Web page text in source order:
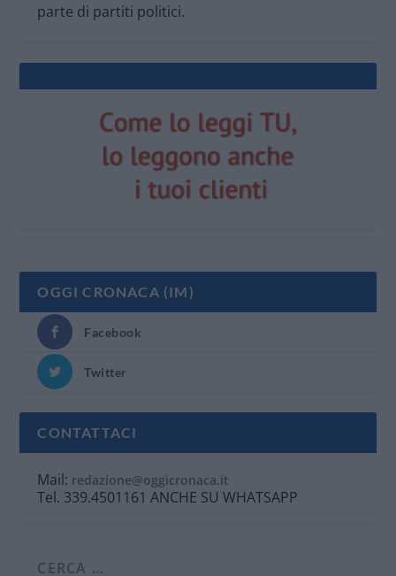
parte di partiti politici.
OGGI CRONACA (IM)
Facebook
Twitter
CONTATTACI
Mail: redazione@oggicronaca.it
Tel. 339.4501161 ANCHE SU WHATSAPP